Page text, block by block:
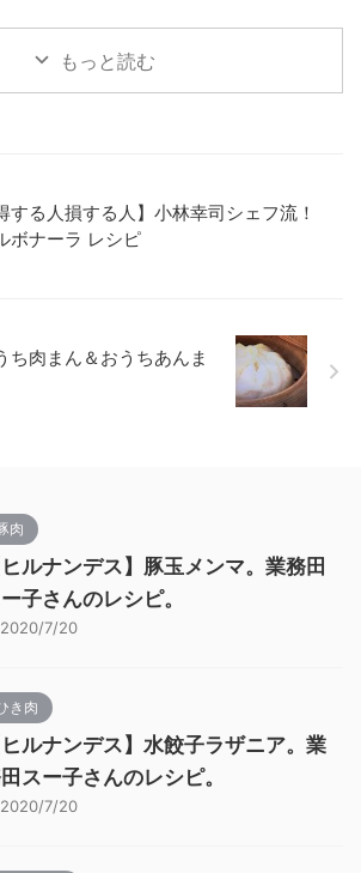
もっと読む
する人損する人】小林幸司シェフ流！
ボナーラ レシピ
ち肉まん＆おうちあんま
肉
ヒルナンデス】豚玉メンマ。業務田
子さんのレシピ。
2020/7/20
き肉
ヒルナンデス】水餃子ラザニア。業
スー子さんのレシピ。
2020/7/20